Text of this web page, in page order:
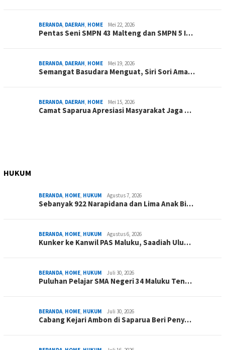
BERANDA, DAERAH, HOME Mei 22, 2026
Pentas Seni SMPN 43 Malteng dan SMPN 5 I…
BERANDA, DAERAH, HOME Mei 19, 2026
Semangat Basudara Menguat, Siri Sori Ama…
BERANDA, DAERAH, HOME Mei 15, 2026
Camat Saparua Apresiasi Masyarakat Jaga …
HUKUM
BERANDA, HOME, HUKUM Agustus 7, 2026
Sebanyak 922 Narapidana dan Lima Anak Bi…
BERANDA, HOME, HUKUM Agustus 6, 2026
Kunker ke Kanwil PAS Maluku, Saadiah Ulu…
BERANDA, HOME, HUKUM Juli 30, 2026
Puluhan Pelajar SMA Negeri 34 Maluku Ten…
BERANDA, HOME, HUKUM Juli 30, 2026
Cabang Kejari Ambon di Saparua Beri Peny…